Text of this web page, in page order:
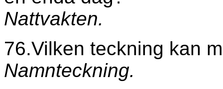
Nattvakten.
76.Vilken teckning kan
Namnteckning.